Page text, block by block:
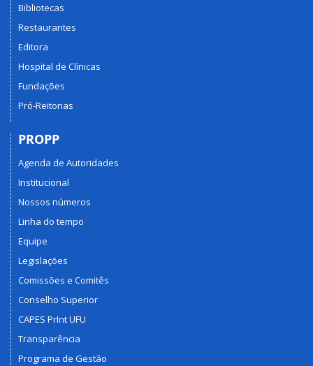
Bibliotecas
Restaurantes
Editora
Hospital de Clínicas
Fundações
Pró-Reitorias
PROPP
Agenda de Autoridades
Institucional
Nossos números
Linha do tempo
Equipe
Legislações
Comissões e Comitês
Conselho Superior
CAPES PrInt UFU
Transparência
Programa de Gestão